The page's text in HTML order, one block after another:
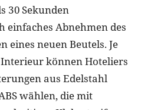
30 Sekunden
einfaches Abnehmen des
eines neuen Beutels. Je
können Hoteliers
aus Edelstahl
wählen, die mit